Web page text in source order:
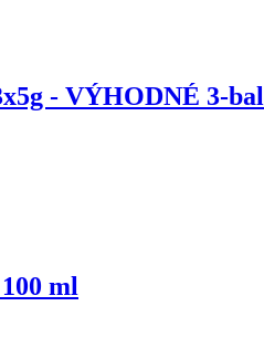
- VÝHODNÉ 3-
ml